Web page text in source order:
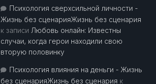
Психология сверхсильной личности -
Жизнь без сценарияЖизнь без сценария
к записи Любовь онлайн: Известны
случаи, когда герои находили свою
вторую половинку
Психология влияния на деньги - Жизнь
без сценарияЖизнь без сценария к